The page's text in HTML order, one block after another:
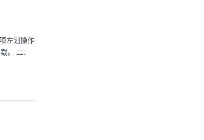
左划操作
。 二、